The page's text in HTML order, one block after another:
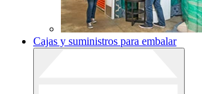
Cajas y suministros para embalar